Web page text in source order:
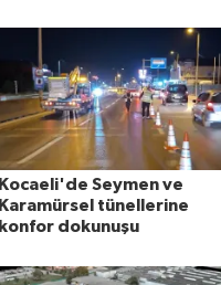
Kocaeli'de Seymen ve
Karamürsel tünellerine
konfor dokunuşu